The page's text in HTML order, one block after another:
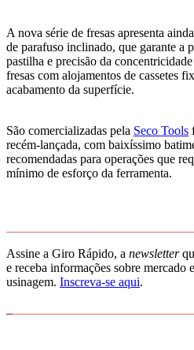
A nova série de fresas apresenta
de parafuso inclinado, que garante a
pastilha e precisão da
fresas com alojamentos de cassetes
acabamento da superfície.
São comercializadas pela Seco Tools
recém-lançada, com baixíssimo
recomendadas para operações que
mínimo de esforço da ferramenta.
Assine a Giro Rápido, a newsletter
e receba informações sobre mercado
usinagem. Inscreva-se aqui.